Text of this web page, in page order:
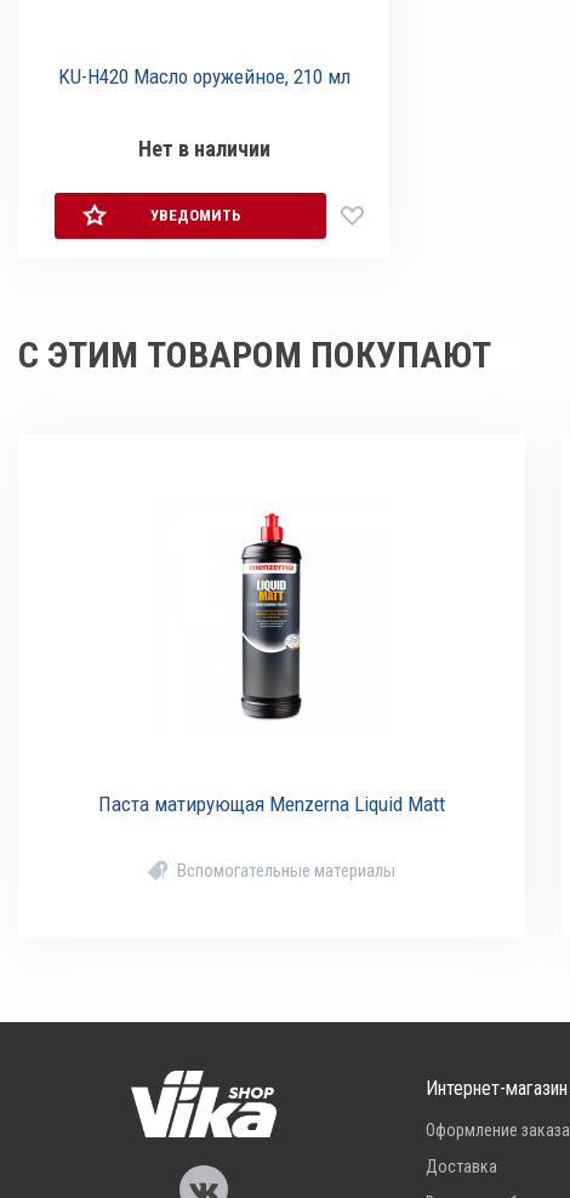
KU-H420 Масло оружейное, 210 мл
Нет в наличии
УВЕДОМИТЬ
С ЭТИМ ТОВАРОМ ПОКУПАЮТ
Паста матирующая Menzerna Liquid Matt
Вспомогательные материалы
Интернет-магазин
Оформление заказа
Доставка